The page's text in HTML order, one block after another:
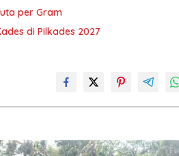
per Gram
di Pilkades 2027